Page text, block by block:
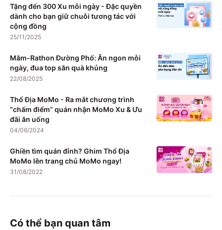
Tặng đến 300 Xu mỗi ngày - Đặc quyền
dành cho bạn giữ chuỗi tương tác với
cộng đồng
25/11/2025
Măm-Rathon Đường Phố: Ăn ngon mỗi
ngày, đua top săn quà khủng
22/08/2025
Thổ Địa MoMo - Ra mắt chương trình
“chấm điểm” quán nhận MoMo Xu & Ưu
đãi ăn uống
04/06/2024
Ghiền tìm quán đỉnh? Ghim Thổ Địa
MoMo lên trang chủ MoMo ngay!
31/08/2022
Có thể bạn quan tâm